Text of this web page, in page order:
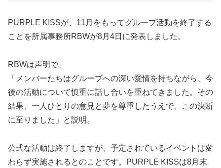
PURPLE KISSが、11月をもってグループ活動を終了する
ことを所属事務所RBWが8月4日に発表しました。
RBWは声明で、
「メンバーたちはグループへの深い愛情を持ちながら、今
後の活動について慎重に話し合いを重ねてきました。その
結果、一人ひとりの意見と夢を尊重したうえで、この決断
に至りました」と説明。
公式な活動は終了しますが、予定されているイベントは変
わらず実施されるとのことです。PURPLE KISSは8月末